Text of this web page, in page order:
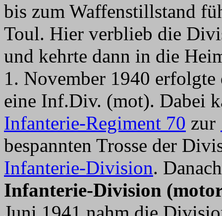
bis zum Waffenstillstand
Toul. Hier verblieb die
und kehrte dann in die
1. November 1940
eine Inf.Div. (mot). Dabei
Infanterie-Regiment 70 zur
bespannten Trosse der
Infanterie-Division.
Infanterie-Division